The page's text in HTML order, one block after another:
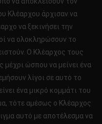
Κλέαρχου άρχισαν να
να ξεκινήσει την
να ολοκληρώσουν το
Ο Κλέαρχος τους
μέχρι ώσπου να μείνει ένα
λίγοι σε αυτό το
ένα μικρό κομμάτι του
τότε αμέσως ο Κλέαρχος
αυτό με αποτέλεσμα να